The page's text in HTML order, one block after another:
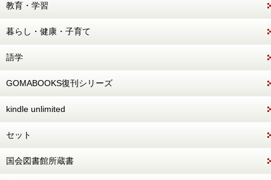
教育・学習
暮らし・健康・子育て
語学
GOMABOOKS復刊シリーズ
kindle unlimited
セット
国会図書館所蔵書